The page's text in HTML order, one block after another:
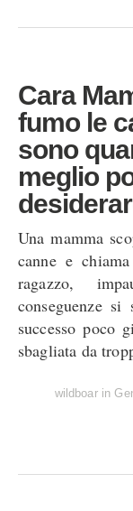
Cara
fumo le
sono
meglio
Una mamma
canne e
ragazzo,
conseguenze
successo poco
sbagliata da
wildboarin